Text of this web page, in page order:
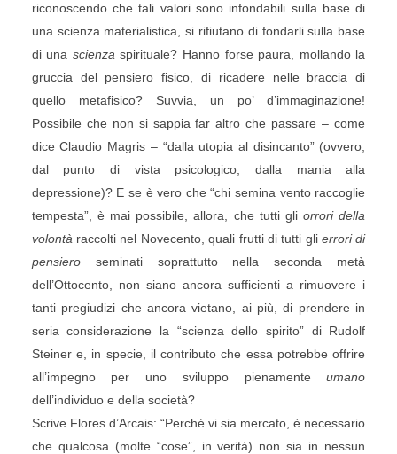
riconoscendo che tali valori sono infondabili sulla base di
una scienza materialistica, si rifiutano di fondarli sulla base
di una scienza spirituale? Hanno forse paura, mollando la
gruccia del pensiero fisico, di ricadere nelle braccia di
quello metafisico? Suvvia, un po’ d’immaginazione!
Possibile che non si sappia far altro che passare – come
dice Claudio Magris – “dalla utopia al disincanto” (ovvero,
dal punto di vista psicologico, dalla mania alla
depressione)? E se è vero che “chi semina vento raccoglie
tempesta”, è mai possibile, allora, che tutti gliorrori della
volontà raccolti nel Novecento, quali frutti di tutti gli errori di
pensieroseminati soprattutto nella seconda metà
dell’Ottocento, non siano ancora sufficienti a rimuovere i
tanti pregiudizi che ancora vietano, ai più, di prendere in
seria considerazione la “scienza dello spirito” di Rudolf
Steiner e, in specie, il contributo che essa potrebbe offrire
all’impegno per uno sviluppo pienamenteumano
dell’individuo e della società?
Scrive Flores d’Arcais: “Perché vi sia mercato, è necessario
che qualcosa (molte “cose”, in verità) non sia in nessun